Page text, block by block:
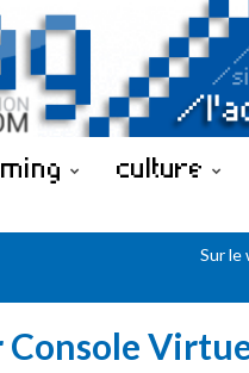
culture
Sur le
Console